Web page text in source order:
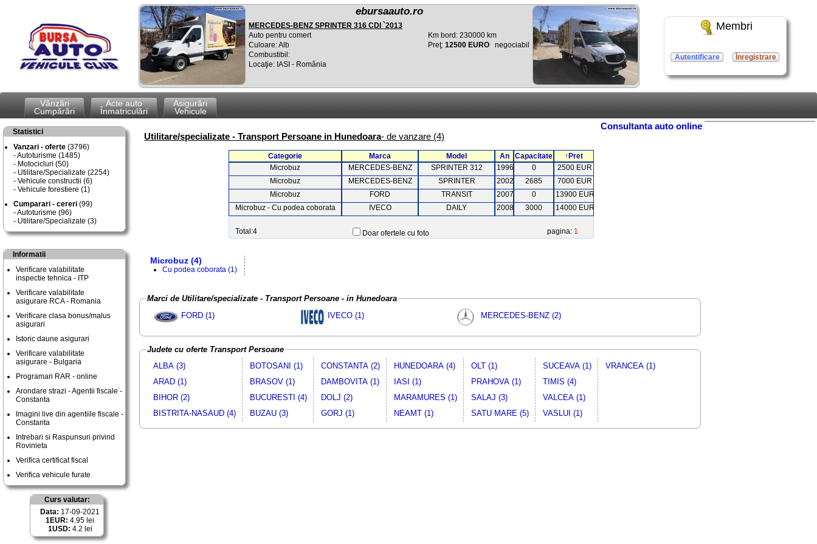
ebursaauto.ro
MERCEDES-BENZ SPRINTER 316 CDI `2013
Auto pentru comert
Culoare: Alb
Combustibil:
Locaţie: IASI - România
Km bord: 230000 km
Preţ: 12500 EURO negociabil
Membri
Autentificare Înregistrare
Vânzări
Cumpărări
Acte auto
Înmatriculări
Asigurări
Vehicule
Statistici
Vanzari - oferte (3796)
Autoturisme (1485)
Motocicluri (50)
Utilitare/Specializate (2254)
Vehicule constructii (6)
Vehicule forestiere (1)
Cumparari - cereri (99)
Autoturisme (96)
Utilitare/Specializate (3)
Informatii
Verificare valabilitate
inspectie tehnica - ITP
Verificare valabilitate
asigurare RCA - Romania
Verificare clasa bonus/malus
asigurari
Istoric daune asigurari
Verificare valabilitate
asigurare - Bulgaria
Programari RAR - online
Arondare strazi - Agentii fiscale -
Constanta
Imagini live din agentiile fiscale -
Constanta
Intrebari si Raspunsuri privind
Rovinieta
Verifica certificat fiscal
Verifica vehicule furate
Curs valutar:
Data: 17-09-2021
1EUR: 4.95 lei
1USD: 4.2 lei
Consultanta auto online
Utilitare/specializate - Transport Persoane in Hunedoara- de vanzare (4)
Categorie Marca Model An Capacitate
↑Pret
Microbuz
MERCEDES-BENZ SPRINTER 312 1996 0
2500 EUR
Microbuz
MERCEDES-BENZ SPRINTER 2002 2685
7000 EUR
Microbuz
FORD TRANSIT 2007 0
13900 EUR
Microbuz - Cu podea coborata
IVECO DAILY 2008 3000 14000 EUR
Total:4 Doar ofertele cu foto pagina: 1
Microbuz (4)
Cu podea coborata (1)
Marci de Utilitare/specializate - Transport Persoane - in Hunedoara
FORD (1)
IVECO (1) MERCEDES-BENZ (2)
Judete cu oferte Transport Persoane
ALBA (3)
ARAD (1)
BIHOR (2)
BISTRITA-NASAUD (4)
BOTOSANI (1)
BRASOV (1)
BUCURESTI (4)
BUZAU (3)
CONSTANTA (2)
DAMBOVITA (1)
DOLJ (2)
GORJ (1)
HUNEDOARA (4)
IASI (1)
MARAMURES (1)
NEAMT (1)
OLT (1)
PRAHOVA (1)
SALAJ (3)
SATU MARE (5)
SUCEAVA (1)
TIMIS (4)
VALCEA (1)
VASLUI (1)
VRANCEA (1)